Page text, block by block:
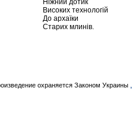
Ніжний дотик
Високих технологій
До архаїки
Старих млинів.
охраняется Законом Украины